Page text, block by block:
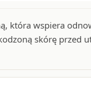
która wspiera
skórę